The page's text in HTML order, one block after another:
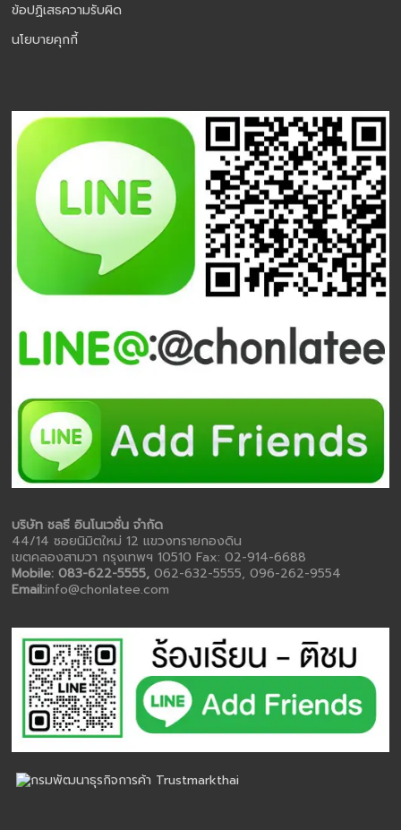
ข้อปฏิเสธความรับผิด
นโยบายคุกกี้
บริษัท ชลธี อินโนเวชั่น จำกัด
44/14 ซอยนิมิตใหม่ 12 แขวงทรายกองดิน
เขตคลองสามวา กรุงเทพฯ 10510 Fax: 02-914-6688
Mobile: 083-622-5555,062-632-5555, 096-262-9554
Email:info@chonlatee.com